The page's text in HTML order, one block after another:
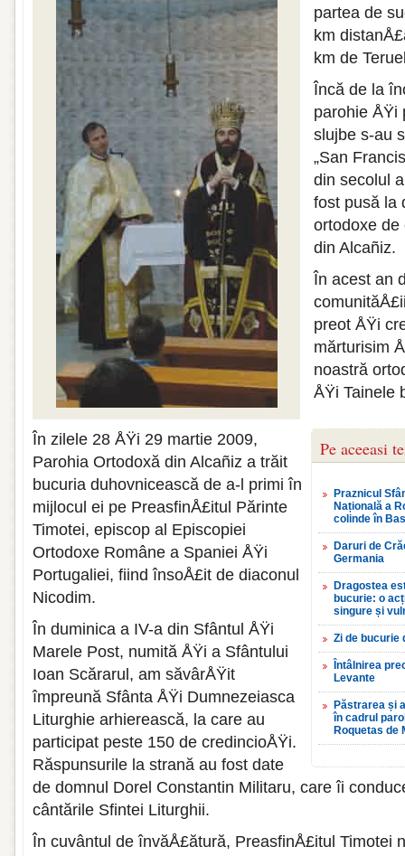
Pe aceeasi
Praznicul
Națională a
colinde în
Daruri de
Germania
Dragostea
bucurie: o
singure și
Zi de bucurie
Întâlnirea
Levante
Păstrarea și
în cadrul
Roquetas de
partea de
km
km de
Încă de la
parohie ÅŸi
slujbe s-au
„San
din secolul
fost pusă la
ortodoxe de
din Alcañiz.
În acest an
preot ÅŸi
mărturisim
noastră
ÅŸi Tainele
În zilele 28 ÅŸi 29 martie 2009,
Parohia Ortodoxă din Alcañiz a trăit
bucuria duhovnicească de a-l primi în
mijlocul ei pe PreasfinÅ£itul Părinte
Timotei, episcop al Episcopiei
Ortodoxe Române a Spaniei ÅŸi
Portugaliei, fiind însoÅ£it de diaconul
Nicodim.
În duminica a IV-a din Sfântul ÅŸi
Marele Post, numită ÅŸi a Sfântului
Ioan Scărarul, am săvârÅŸit
împreună Sfânta ÅŸi Dumnezeiasca
Liturghie arhierească, la care au
participat peste 150 de credincioÅŸi.
Răspunsurile la strană au fost date
de domnul Dorel Constantin Militaru, care îi
cântările Sfintei Liturghii.
În cuvântul de învăÅ£ătură, PreasfinÅ£itul Timotei